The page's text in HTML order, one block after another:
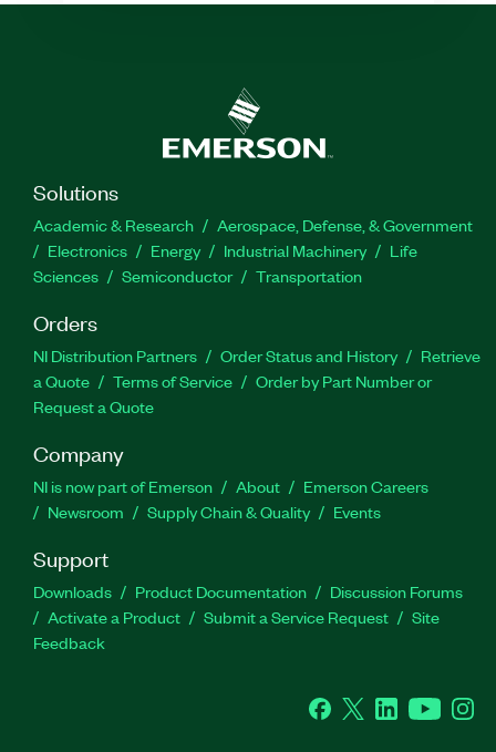
Solutions
Academic & Research
Aerospace, Defense, & Government
Electronics
Energy Industrial Machinery
Life
Sciences
Semiconductor Transportation
Orders
NI Distribution Partners Order Status and History
Retrieve
a Quote
Terms of Service
Order by Part Number or
Request a Quote
Company
NI is now part of Emerson About
Emerson Careers
Newsroom
Supply Chain & Quality Events
Support
Downloads Product Documentation
Discussion Forums
Activate a Product
Submit a Service Request
Site
Feedback
Facebook
Twitter LinkedInYouTube